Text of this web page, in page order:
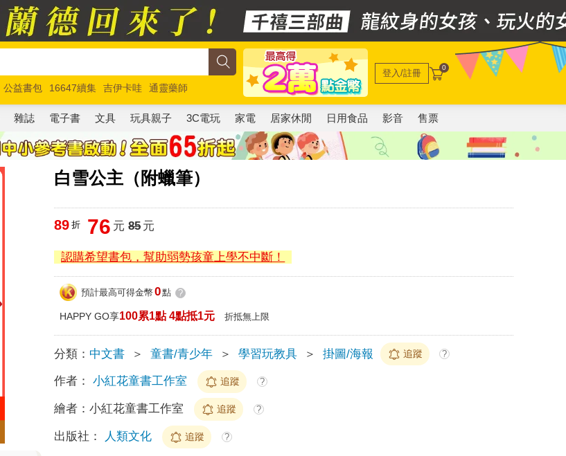
公益書包 16647續集 吉伊卡哇
通靈藥師
馬斯克 玩具總動員5 超慢跑
登入/註冊 0
雜誌 電子書 文具 玩具親子 3C電玩 家電 居家休閒 日用食品 影音 售票
白雪公主（附蠟筆）
89 折 76 元 85元
認購希望書包，幫助弱勢孩童上學不中斷！
預計最高可得金幣 0點 ?
HAPPY GO享100累1點 4點抵1元 折抵無上限
分類： 中文書 ＞ 童書/青少年 ＞ 學習玩教具 ＞ 掛圖/海報 追蹤 ?
作者： 小紅花童書工作室 追蹤 ?
繪者：小紅花童書工作室 追蹤 ?
出版社： 人類文化 追蹤 ?